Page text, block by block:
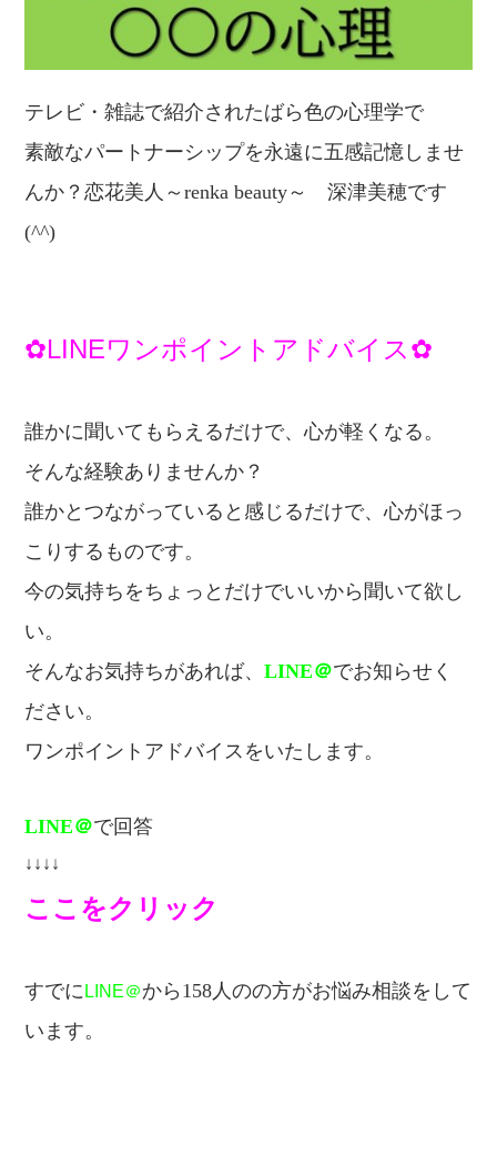
テレビ・雑誌で紹介されたばら色の心理学で
素敵なパートナーシップを永遠に五感記憶しませ
んか？恋花美人～renka beauty～深津美穂です
(^^)
✿LINEワンポイントアドバイス✿
誰かに聞いてもらえるだけで、心が軽くなる。
そんな経験ありませんか？
誰かとつながっていると感じるだけで、心がほっ
こりするものです。
今の気持ちをちょっとだけでいいから 聞いて欲し
い。
そんなお気持ちがあれば、LINE＠でお知らせく
ださい。
ワンポイントアドバイスをいたします。
LINE＠で回答
↓↓↓↓
ここをクリック
すでにLINE＠から158人のの方がお悩み相談をして
います。